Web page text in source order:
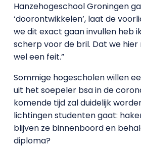
Hanzehogeschool Groningen
‘doorontwikkelen’, laat de
we dit exact gaan invullen heb
scherp voor de bril. Dat we hier
wel een feit.”
Sommige hogescholen willen
uit het soepeler bsa in de
komende tijd zal duidelijk
lichtingen studenten gaat:
blijven ze binnenboord en
diploma?